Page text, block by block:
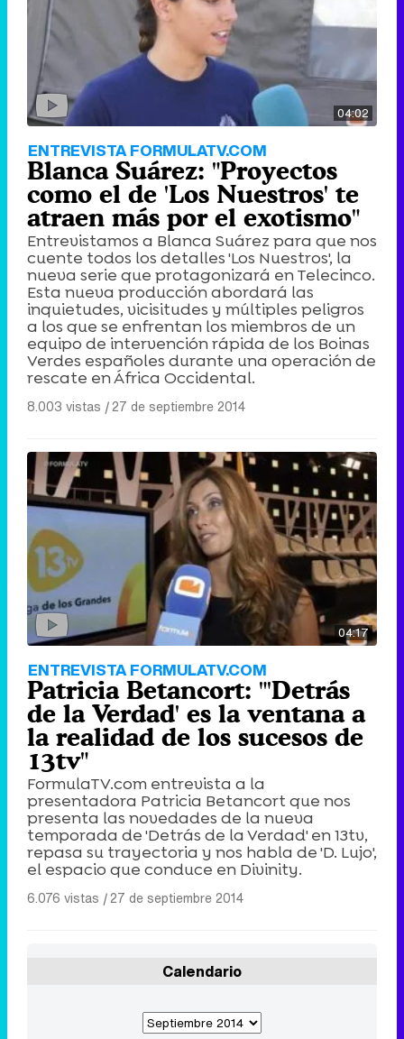
04:02
ENTREVISTA FORMULATV.COM
Blanca Suárez: "Proyectos
como el de 'Los Nuestros' te
atraen más por el exotismo"
Entrevistamos a Blanca Suárez para que nos
cuente todos los detalles 'Los Nuestros', la
nueva serie que protagonizará en Telecinco.
Esta nueva producción abordará las
inquietudes, vicisitudes y múltiples peligros
a los que se enfrentan los miembros de un
equipo de intervención rápida de los Boinas
Verdes españoles durante una operación de
rescate en África Occidental.
8.003 vistas |27 de septiembre 2014
04:17
ENTREVISTA FORMULATV.COM
Patricia Betancort: "'Detrás
de la Verdad' es la ventana a
la realidad de los sucesos de
13tv"
FormulaTV.com entrevista a la
presentadora Patricia Betancort que nos
presenta las novedades de la nueva
temporada de 'Detrás de la Verdad' en 13tv,
repasa su trayectoria y nos habla de 'D. Lujo',
el espacio que conduce en Divinity.
6.076 vistas |27 de septiembre 2014
Calendario